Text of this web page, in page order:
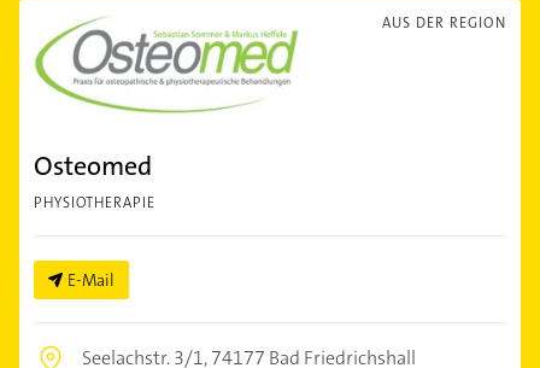
AUS DER REGION
Osteomed
PHYSIOTHERAPIE
E-Mail
Seelachstr. 3/1,74177 Bad Friedrichshall